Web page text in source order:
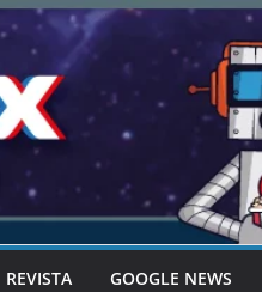
REVISTA GOOGLE NEWS